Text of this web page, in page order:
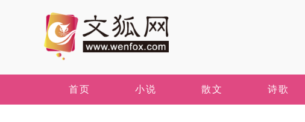
首页 小说 散文 诗歌